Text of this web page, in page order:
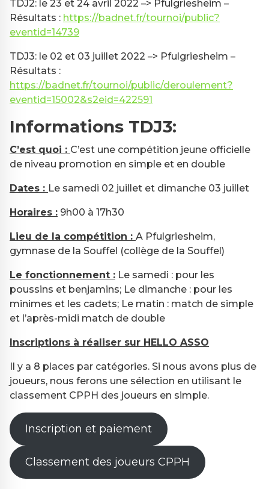
TDJ2: le 23 et 24 avril 2022 –> Pfulgriesheim –
Résultats : https://badnet.fr/tournoi/public?
eventid=14739
TDJ3: le 02 et 03 juillet 2022 –> Pfulgriesheim –
Résultats :
https://badnet.fr/tournoi/public/deroulement?
eventid=15002&s2eid=422591
Informations TDJ3:
C’est quoi : C’est une compétition jeune officielle
de niveau promotion en simple et en double
Dates : Le samedi 02 juillet et dimanche 03 juillet
Horaires : 9h00 à 17h30
Lieu de la compétition : A Pfulgriesheim,
gymnase de la Souffel (collège de la Souffel)
Le fonctionnement : Le samedi : pour les
poussins et benjamins; Le dimanche : pour les
minimes et les cadets; Le matin : match de simple
et l’après-midi match de double
Inscriptions à réaliser sur HELLO ASSO
Il y a 8 places par catégories. Si nous avons plus de
joueurs, nous ferons une sélection en utilisant le
classement CPPH des joueurs en simple.
Inscription et paiement
Classement des joueurs CPPH